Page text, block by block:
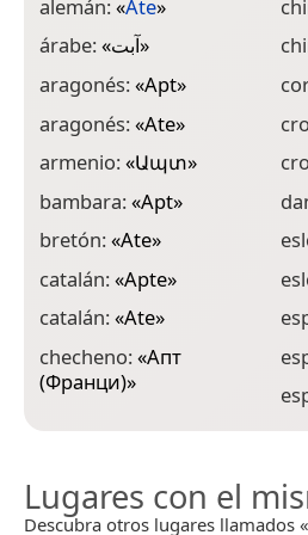
alemán:«Ate»
árabe:«آبت»
aragonés:«Apt»
aragonés:«Ate»
armenio:«Ապտ»
bambara:«Apt»
bretón:«Ate»
catalán:«Apte»
catalán:«Ate»
checheno:«Апт
(Франци)»
Lugares con el
Descubra otros lugares llamados